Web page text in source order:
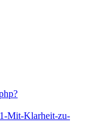
Mit-Klarheit-zu-